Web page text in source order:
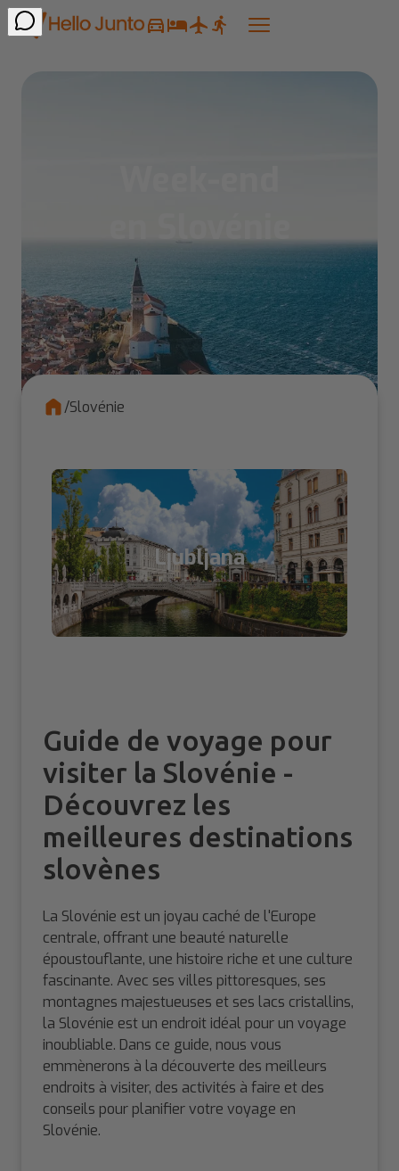
/Slovénie
Ljubljana
Guide de voyage pour
visiter la Slovénie -
Découvrez les
meilleures destinations
slovènes
La Slovénie est un joyau caché de l'Europe
centrale, offrant une beauté naturelle
époustouflante, une histoire riche et une culture
fascinante. Avec ses villes pittoresques, ses
montagnes majestueuses et ses lacs cristallins,
la Slovénie est un endroit idéal pour un voyage
inoubliable. Dans ce guide, nous vous
emmènerons à la découverte des meilleurs
endroits à visiter, des activités à faire et des
conseils pour planifier votre voyage en
Slovénie.